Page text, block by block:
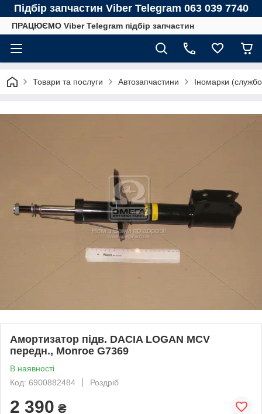
Підбір запчастин Viber Telegram 063 039 7740
ПРАЦЮЄМО Viber Telegram підбір запчастин
Товари та послуги Автозапчастини Іномарки
Амортизатор підв. DACIA LOGAN MCV
передн., Monroe G7369
В наявності
Код: 6900882484
Роздріб
2 390 ₴